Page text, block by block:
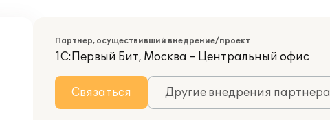
Партнер, осуществивший внедрение/проект
1С:Первый Бит, Москва – Центральный офис
Связаться Другие внедрения партнера